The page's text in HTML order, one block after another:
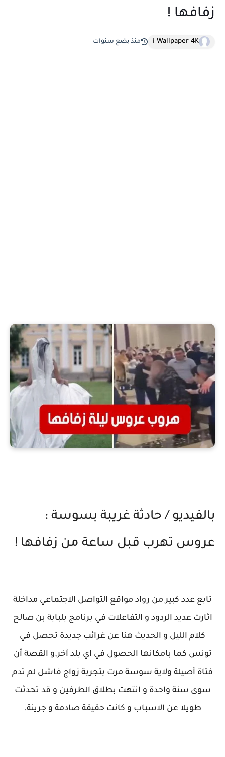
زفافها !
i Wallpaper 4K منذ بضع سنوات
بالفيديو / حادثة غريبة بسوسة :
عروس تهرب قبل ساعة من زفافها !
تابع عدد كبير من رواد مواقع التواصل الاجتماعي مداخلة
اثارت عديد الردود و التفاعلات في برنامج بلبابة بن صالح
كلام الليل و الحديث هنا عن غرائب جديدة تحصل في
تونس كما بامكانها الحصول في اي بلد آخر.و القصة أن
فتاة أصيلة ولاية سوسة مرت بتجربة زواج فاشل لم تدم
سوى سنة واحدة و انتهت بطلاق الطرفين و قد تحدثت
طويلا عن الاسباب و كانت حقيقة صادمة و جريئة.